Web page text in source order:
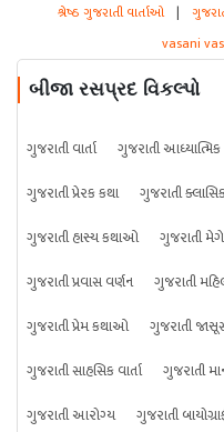
શ્રેષ્ઠ ગુજરાતી વાર્તાઓ |
vasani
બીજા રસપ્રદ વિકલ્પો
ગુજરાતી વાર્તા ગુજરાતી
ગુજરાતી પ્રેરક કથા
ગુજરાતી
ગુજરાતી હાસ્ય કથાઓ
ગુજરાતી
ગુજરાતી પ્રવાસ વર્ણન
ગુજરાતી
ગુજરાતી પ્રેમ કથાઓ
ગુજરાતી
ગુજરાતી સાહસિક વાર્તા
ગુજરાતી
ગુજરાતી આરોગ્ય
ગુજરાતી